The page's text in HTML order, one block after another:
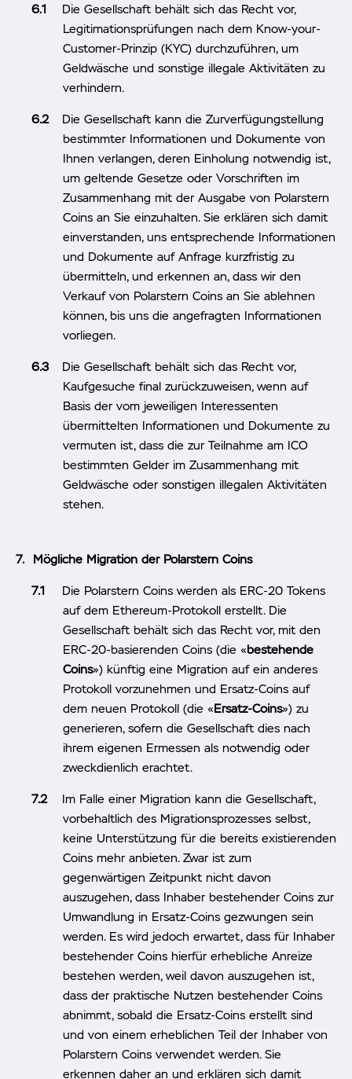
Die Gesellschaft behält sich das Recht vor,
Legitimationsprüfungen nach dem Know-your-
Customer-Prinzip (KYC) durchzuführen, um
Geldwäsche und sonstige illegale Aktivitäten zu
verhindern.
Die Gesellschaft kann die Zurverfügungstellung
bestimmter Informationen und Dokumente von
Ihnen verlangen, deren Einholung notwendig ist,
um geltende Gesetze oder Vorschriften im
Zusammenhang mit der Ausgabe von Polarstern
Coins an Sie einzuhalten. Sie erklären sich damit
einverstanden, uns entsprechende Informationen
und Dokumente auf Anfrage kurzfristig zu
übermitteln, und erkennen an, dass wir den
Verkauf von Polarstern Coins an Sie ablehnen
können, bis uns die angefragten Informationen
vorliegen.
Die Gesellschaft behält sich das Recht vor,
Kaufgesuche final zurückzuweisen, wenn auf
Basis der vom jeweiligen Interessenten
übermittelten Informationen und Dokumente zu
vermuten ist, dass die zur Teilnahme am ICO
bestimmten Gelder im Zusammenhang mit
Geldwäsche oder sonstigen illegalen Aktivitäten
stehen.
Mögliche Migration der Polarstern Coins
Die Polarstern Coins werden als ERC-20 Tokens
auf dem Ethereum-Protokoll erstellt. Die
Gesellschaft behält sich das Recht vor, mit den
ERC-20-basierenden Coins (die «bestehende
Coins») künftig eine Migration auf ein anderes
Protokoll vorzunehmen und Ersatz-Coins auf
dem neuen Protokoll (die «Ersatz-Coins») zu
generieren, sofern die Gesellschaft dies nach
ihrem eigenen Ermessen als notwendig oder
zweckdienlich erachtet.
Im Falle einer Migration kann die Gesellschaft,
vorbehaltlich des Migrationsprozesses selbst,
keine Unterstützung für die bereits existierenden
Coins mehr anbieten. Zwar ist zum
gegenwärtigen Zeitpunkt nicht davon
auszugehen, dass Inhaber bestehender Coins zur
Umwandlung in Ersatz-Coins gezwungen sein
werden. Es wird jedoch erwartet, dass für Inhaber
bestehender Coins hierfür erhebliche Anreize
bestehen werden, weil davon auszugehen ist,
dass der praktische Nutzen bestehender Coins
abnimmt, sobald die Ersatz-Coins erstellt sind
und von einem erheblichen Teil der Inhaber von
Polarstern Coins verwendet werden. Sie
erkennen daher an und erklären sich damit